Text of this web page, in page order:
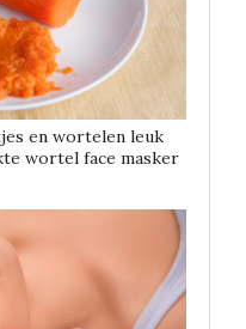
en wortelen leuk
wortel face masker